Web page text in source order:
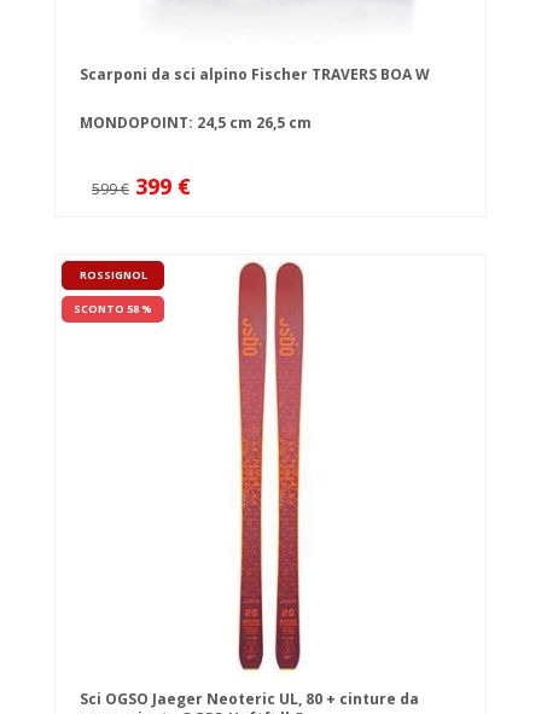
Scarponi da sci alpino Fischer TRAVERS BOA W
MONDOPOINT: 24,5 cm 26,5 cm
599 € 399 €
ROSSIGNOL
SCONTO 58 %
Sci OGSO Jaeger Neoteric UL, 80 + cinture da